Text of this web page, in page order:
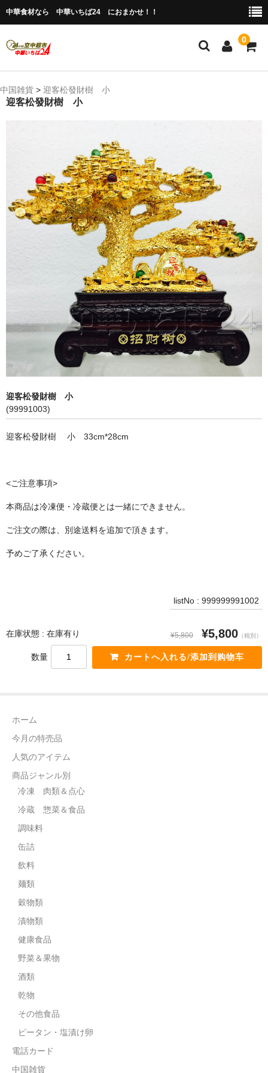
中華食材なら 中華いちば24 におまかせ！！
0
ホーム
商品ジャンル別
冷凍 肉類＆点心
冷蔵 惣菜＆食品
野菜＆果物
酒類
その他食品
中国雑貨 > 迎客松發財樹 小
迎客松發財樹 小
迎客松發財樹 小
(99991003)
迎客松發財樹 小 33cm*28cm
<ご注意事項>
本商品は冷凍便・冷蔵便とは一緒にできません。
ご注文の際は、別途送料を追加で頂きます。
予めご了承ください。
listNo : 999999991002
在庫状態 : 在庫有り ¥5,800 ¥5,800 （税別）
数量
ホーム
今月の特売品
人気のアイテム
商品ジャンル別
冷凍 肉類＆点心
冷蔵 惣菜＆食品
調味料
缶詰
飲料
麺類
穀物類
漬物類
健康食品
野菜＆果物
酒類
乾物
その他食品
ピータン・塩漬け卵
電話カード
中国雑貨